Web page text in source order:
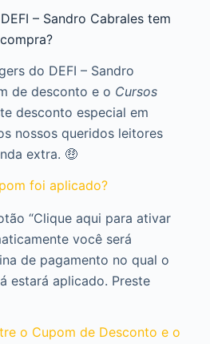
– Sandro Cabrales tem
do DEFI – Sandro
de desconto e o Cursos
desconto especial em
nossos queridos leitores
extra. 🤑
foi aplicado?
“Clique aqui para ativar
você será
de pagamento no qual o
estará aplicado. Preste
o Cupom de Desconto e o